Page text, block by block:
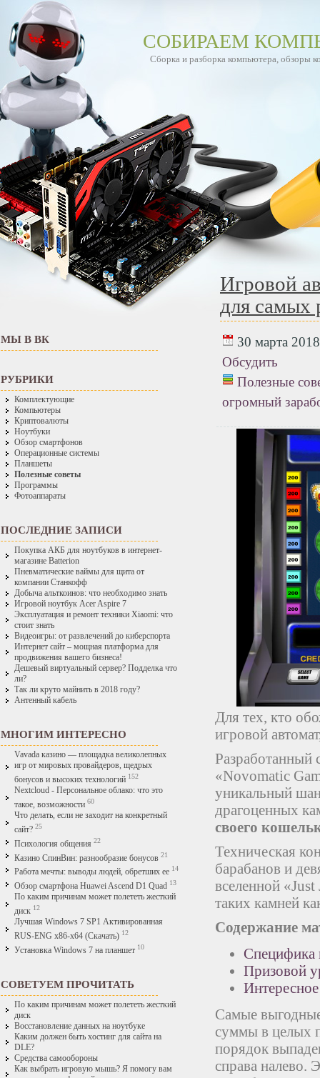
СОБИРАЕМ
Сборка и разборка компьютера, обзоры
МЫ В ВК
РУБРИКИ
Комплектующие
Компьютеры
Криптовалюты
Ноутбуки
Обзор смартфонов
Операционные системы
Планшеты
Полезные советы
Программы
Фотоаппараты
ПОСЛЕДНИЕ ЗАПИСИ
Покупка АКБ для ноутбуков в интернет-
магазине Batterion
Пневматические ваймы для щита от
компании Станкофф
Добыча альткоинов: что необходимо знать
Игровой ноутбук Acer Aspire 7
Эксплуатация и ремонт техники Xiaomi: что
стоит знать
Видеоигры: от развлечений до киберспорта
Интернет сайт – мощная платформа для
продвижения вашего бизнеса!
Дешевый виртуальный сервер? Подделка что
ли?
Так ли круто майнить в 2018 году?
Антенный кабель
МНОГИМ ИНТЕРЕСНО
Vavada казино — площадка великолепных
игр от мировых провайдеров, щедрых
бонусов и высоких технологий 152
Nextcloud - Персональное облако: что это
такое, возможности 60
Что делать, если не заходит на конкретный
сайт? 25
Психология общения 22
Казино СпинВин: разнообразие бонусов 21
Работа мечты: выводы людей, обретших ее 14
Обзор смартфона Huawei Ascend D1 Quad 13
По каким причинам может полететь жесткий
диск 12
Лучшая Windows 7 SP1 Активированная
RUS-ENG x86-x64 (Скачать) 12
Установка Windows 7 на планшет 10
СОВЕТУЕМ ПРОЧИТАТЬ
По каким причинам может полететь жесткий
диск
Восстановление данных на ноутбуке
Каким должен быть хостинг для сайта на
DLE?
Средства самообороны
Как выбрать игровую мышь? Я помогу вам
Игровой
для самых
30 марта
Обсудить
Полезные
огромный
Для тех, кто
игровой
Разработанный
«Novomatic
уникальный
драгоценных
своего
Техническая
барабанов и
вселенной
таких камней
Содержание
Специфика
Призовой
Самые
суммы в целых
порядок
справа налево.